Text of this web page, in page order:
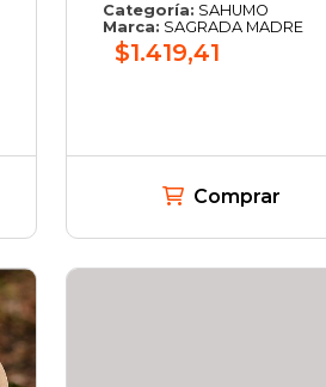
Categoría: SAHUMO
Marca: SAGRADA MADRE
$1.419,41
Comprar